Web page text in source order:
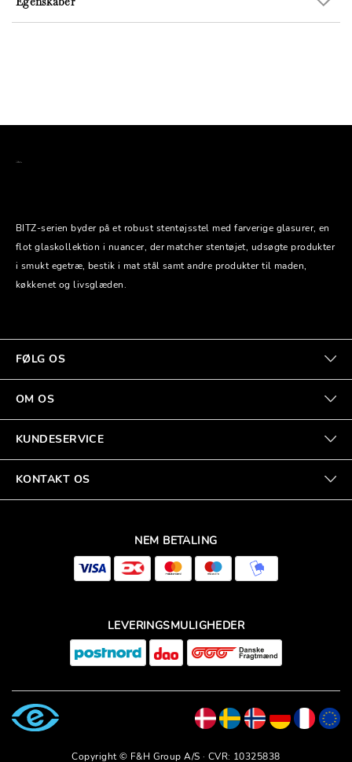
BITZ-serien byder på et robust stentøjsstel med farverige glasurer, en
flot glaskollektion i nuancer, der matcher stentøjet, udsøgte produkter
i smukt egetræ, bestik i mat stål samt andre produkter til maden,
køkkenet og livsglæden.
FØLG OS
OM OS
KUNDESERVICE
KONTAKT OS
NEM BETALING
LEVERINGSMULIGHEDER
Copyright © F&H Group A/S · CVR: 10325838